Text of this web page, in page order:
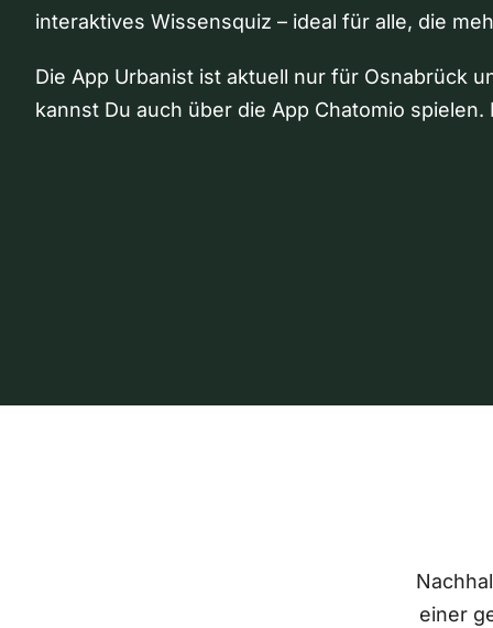
interaktives Wissensquiz – ideal für alle, die
Die App Urbanist ist aktuell nur für Osnabrück
kannst Du auch über die App Chatomio
einer